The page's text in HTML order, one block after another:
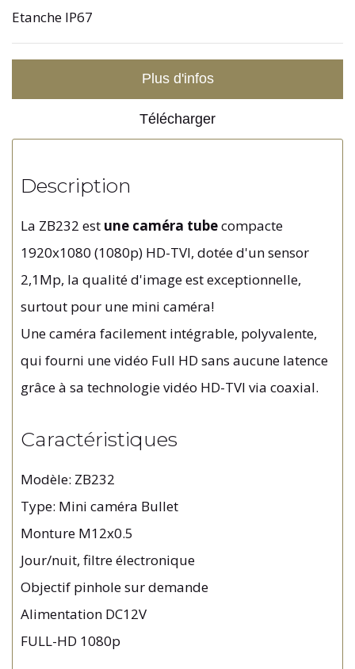
Etanche IP67
Plus d'infos
Télécharger
Description
La ZB232 est une caméra tubecompacte
1920x1080 (1080p) HD-TVI, dotée d'un sensor
2,1Mp, la qualité d'image est exceptionnelle,
surtout pour une mini caméra!
Une caméra facilement intégrable, polyvalente,
qui fourni une vidéo Full HD sans aucune latence
grâce à sa technologie vidéo HD-TVI via coaxial.
Caractéristiques
Modèle: ZB232
Type: Mini caméra Bullet
Monture M12x0.5
Jour/nuit, filtre électronique
Objectif pinhole sur demande
Alimentation DC12V
FULL-HD 1080p